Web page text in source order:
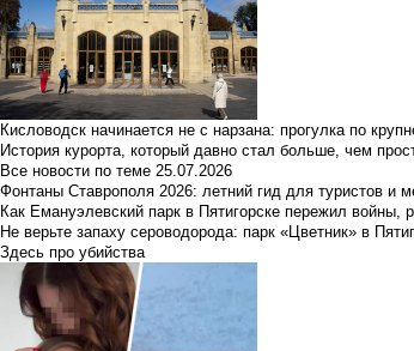
Кисловодск начинается не с нарзана: прогулка по
История курорта, который давно стал больше, чем
Все новости по теме 25.07.2026
Фонтаны Ставрополя 2026: летний гид для туристов и
Как Емануэлевский парк в Пятигорске пережил
Не верьте запаху сероводорода: парк «Цветник» в
Здесь про убийства